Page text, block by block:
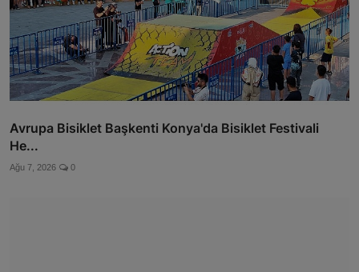
Avrupa Bisiklet Başkenti Konya'da Bisiklet Festivali
He...
Ağu 7, 2026 0